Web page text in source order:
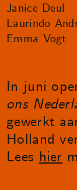
Janice Deul
Laurindo
Emma Vogt
In juni
ons
gewerkt
Holland
Lees hier